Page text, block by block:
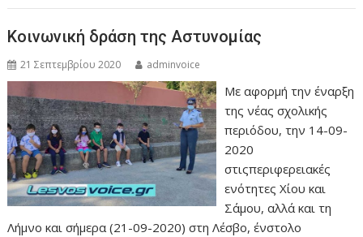
Κοινωνική δράση της Αστυνομίας
21 Σεπτεμβρίου 2020 adminvoice
Με αφορμή την έναρξη
της νέας σχολικής
περιόδου, την 14-09-
2020
στιςπεριφερειακές
ενότητες Χίου και
Σάμου, αλλά και τη
Λήμνο και σήμερα (21-09-2020) στη Λέσβο, ένστολο